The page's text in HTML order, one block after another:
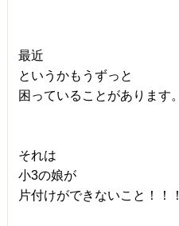
最近
というかもうずっと
困っていることがあります。
それは
小3の娘が
片付けができないこと！！！